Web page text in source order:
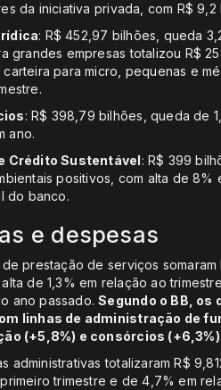
da iniciativa privada, com R$
: R$ 452,97 bilhões, queda
grandes empresas totalizou R$
para micro, pequenas e
: R$ 398,79 bilhões, queda de
ano.
Crédito Sustentável: R$ 399
positivos, com alta de 8%
do banco.
e despesas
prestação de serviços
de 1,3% em relação ao
ano passado.Segundo o BB,
linhas de administração de
(+5,8%) e consórcios (+6,3%)
administrativas totalizaram R$
trimestre e de 4,7% em